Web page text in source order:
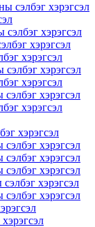
сэлбэг хэрэгсэл
хэрэгсэл
хэрэгсэл
хэрэгсэл
хэрэгсэл
хэрэгсэл
хэрэгсэл
хэрэгсэл
хэрэгсэл
хэрэгсэл
хэрэгсэл
хэрэгсэл
хэрэгсэл
хэрэгсэл